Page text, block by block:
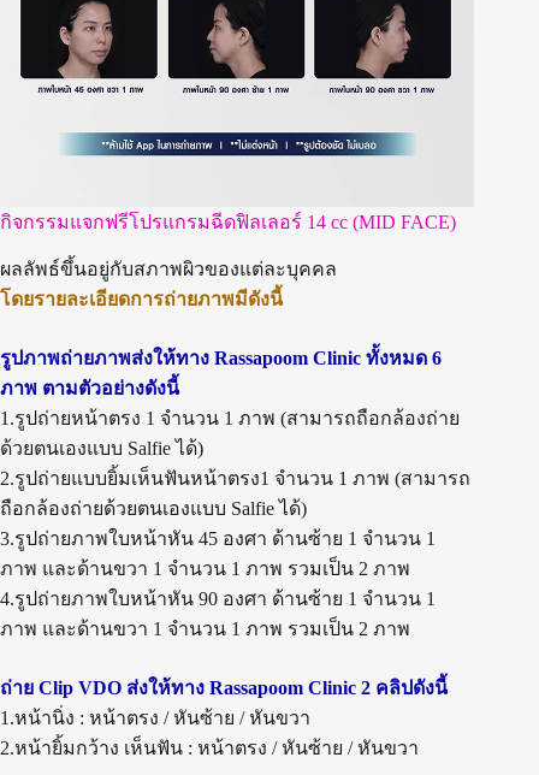
กิจกรรมแจกฟรีโปรแกรมฉีดฟิลเลอร์ 14 cc (MID FACE)
ผลลัพธ์ขึ้นอยู่กับสภาพผิวของแต่ละบุคคล
โดยรายละเอียดการถ่ายภาพมีดังนี้
รูปภาพถ่ายภาพส่งให้ทาง Rassapoom Clinic ทั้งหมด 6
ภาพ ตามตัวอย่างดังนี้
1.รูปถ่ายหน้าตรง 1 จำนวน 1 ภาพ (สามารถถือกล้องถ่าย
ด้วยตนเองแบบ Salfie ได้)
2.รูปถ่ายแบบยิ้มเห็นฟันหน้าตรง1 จำนวน 1 ภาพ (สามารถ
ถือกล้องถ่ายด้วยตนเองแบบ Salfie ได้)
3.รูปถ่ายภาพใบหน้าหัน 45 องศา ด้านซ้าย 1 จำนวน 1
ภาพ และด้านขวา 1 จำนวน 1 ภาพ รวมเป็น 2 ภาพ
4.รูปถ่ายภาพใบหน้าหัน 90 องศา ด้านซ้าย 1 จำนวน 1
ภาพ และด้านขวา 1 จำนวน 1 ภาพ รวมเป็น 2 ภาพ
ถ่าย Clip VDO ส่งให้ทาง Rassapoom Clinic 2 คลิปดังนี้
1.หน้านิ่ง : หน้าตรง / หันซ้าย / หันขวา
2.หน้ายิ้มกว้าง เห็นฟัน : หน้าตรง / หันซ้าย / หันขวา